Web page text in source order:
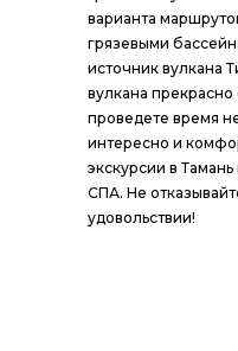
варианта
грязевыми
источник вулкана
вулкана
проведете время
интересно и
экскурсии в
СПА. Не
удовольствии!